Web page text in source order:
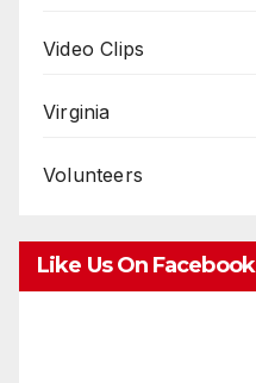
Video Clips
Virginia
Volunteers
Like Us On Facebook